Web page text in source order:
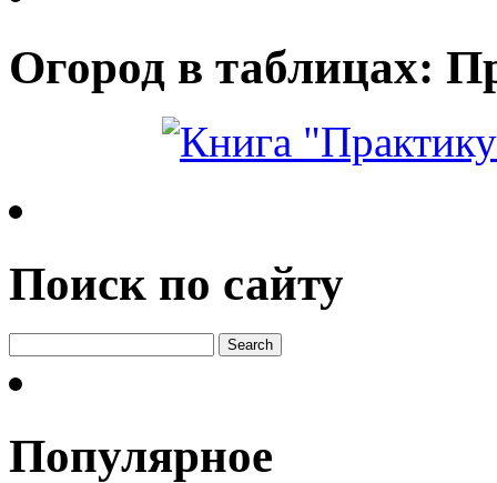
Огород в таблицах:
Поиск по сайту
Популярное